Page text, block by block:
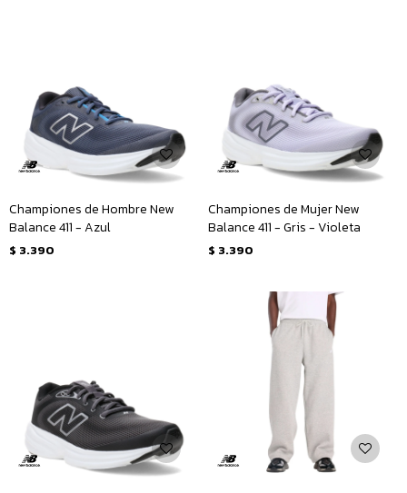
Championes de Hombre New
Balance 411 - Azul
$ 3.390
Championes de Mujer New
Balance 411 - Gris - Violeta
$ 3.390